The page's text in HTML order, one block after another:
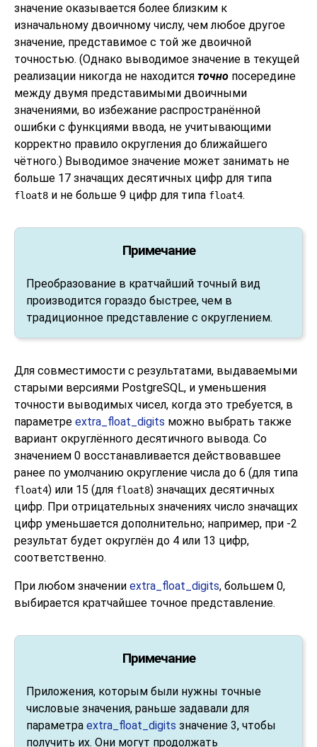
значение оказывается более близким к
изначальному двоичному числу, чем любое другое
значение, представимое с той же двоичной
точностью. (Однако выводимое значение в текущей
реализации никогда не находится точно посередине
между двумя представимыми двоичными
значениями, во избежание распространённой
ошибки с функциями ввода, не учитывающими
корректно правило округления до ближайшего
чётного.) Выводимое значение может занимать не
больше 17 значащих десятичных цифр для типа
float8 и не больше 9 цифр для типа float4.
Примечание
Преобразование в кратчайший точный вид
производится гораздо быстрее, чем в
традиционное представление с округлением.
Для совместимости с результатами, выдаваемыми
старыми версиями PostgreSQL, и уменьшения
точности выводимых чисел, когда это требуется, в
параметре extra_float_digits можно выбрать также
вариант округлённого десятичного вывода. Со
значением 0 восстанавливается действовавшее
ранее по умолчанию округление числа до 6 (для типа
float4) или 15 (для float8) значащих десятичных
цифр. При отрицательных значениях число значащих
цифр уменьшается дополнительно; например, при -2
результат будет округлён до 4 или 13 цифр,
соответственно.
При любом значении extra_float_digits, большем 0,
выбирается кратчайшее точное представление.
Примечание
Приложения, которым были нужны точные
числовые значения, раньше задавали для
параметра extra_float_digits значение 3, чтобы
получить их. Они могут продолжать